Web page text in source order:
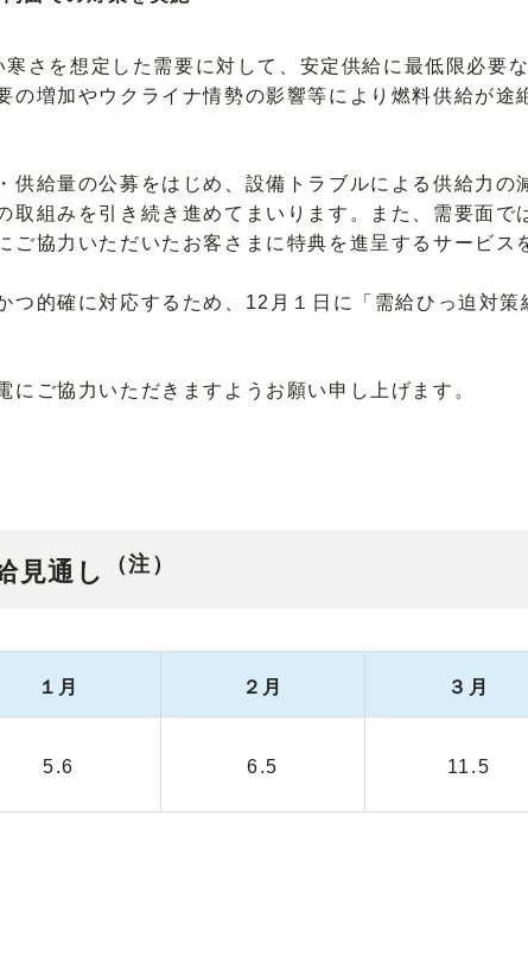
さを想定した需要に対して、安定供給に最低限必要
増加やウクライナ情勢の影響等により燃料供給が途
給量の公募をはじめ、設備トラブルによる供給力の
組みを引き続き進めてまいります。また、需要面で
協力いただいたお客さまに特典を進呈するサービス
的確に対応するため、12月１日に「需給ひっ迫対策
ご協力いただきますようお願い申し上げます。
見通し （注）
１月 ２月 ３月
5.6 6.5 11.5